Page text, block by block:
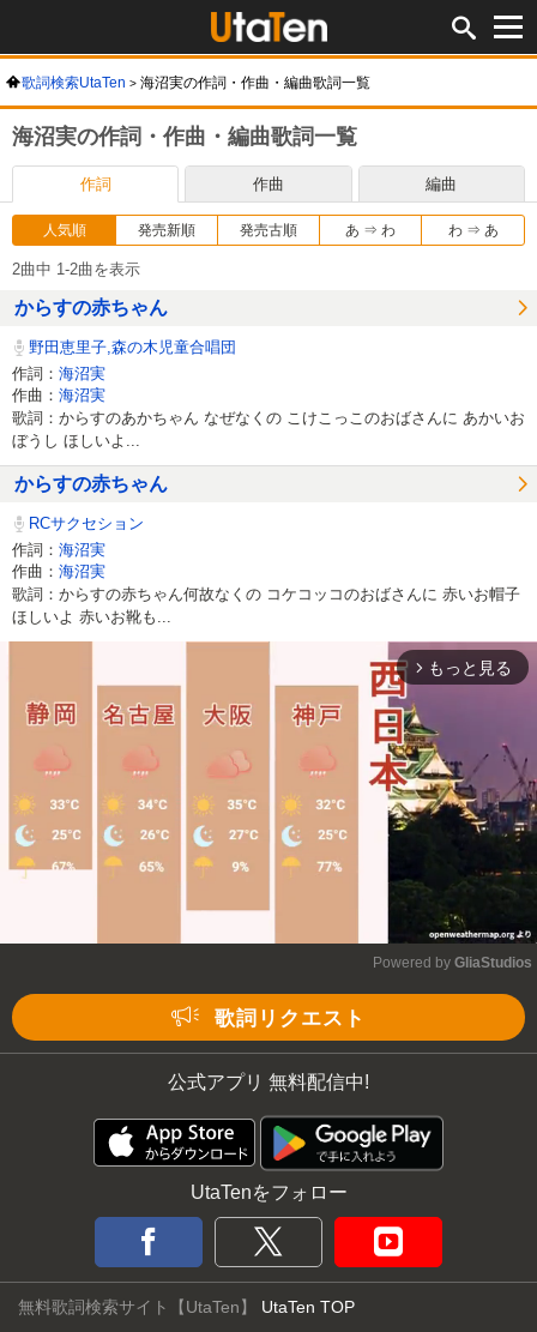
歌詞検索UtaTen 海沼実の作詞・作曲・編曲歌詞一覧
海沼実の作詞・作曲・編曲歌詞一覧
作詞 作曲 編曲
人気順 発売新順 発売古順 あ ⇒ わ わ ⇒ あ
2曲中 1-2曲を表示
からすの赤ちゃん
野田恵里子,森の木児童合唱団
作詞： 海沼実
作曲： 海沼実
歌詞：からすのあかちゃん なぜなくの こけこっこのおばさんに あかいお
ぼうし ほしいよ...
からすの赤ちゃん
RCサクセション
作詞： 海沼実
作曲： 海沼実
歌詞：からすの赤ちゃん何故なくの コケコッコのおばさんに 赤いお帽子
ほしいよ 赤いお靴も...
arrow_forward_ios もっと見る
Powered by GliaStudios
歌詞リクエスト
公式アプリ 無料配信中!
UtaTenをフォロー
無料歌詞検索サイト【UtaTen】 UtaTen TOP